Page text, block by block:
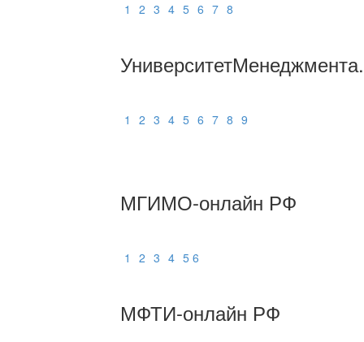
1 2 3 4 5 6 7 8
1 2 3 4 5 6 7 8 9
МГИМО-онлайн РФ
1 2 3 4 5 6
МФТИ-онлайн РФ